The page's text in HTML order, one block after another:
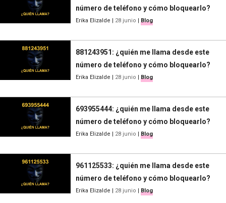
número de teléfono y cómo bloquearlo?
Erika Elizalde | 28 junio | Blog
881243951: ¿quién me llama desde este
número de teléfono y cómo bloquearlo?
Erika Elizalde | 28 junio | Blog
693955444: ¿quién me llama desde este
número de teléfono y cómo bloquearlo?
Erika Elizalde | 28 junio | Blog
961125533: ¿quién me llama desde este
número de teléfono y cómo bloquearlo?
Erika Elizalde | 28 junio | Blog